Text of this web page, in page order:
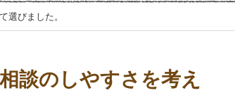
選びました。
談のしやすさを考え